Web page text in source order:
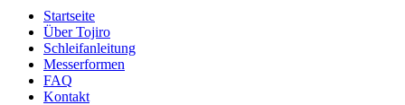
Startseite
Über Tojiro
Schleifanleitung
Messerformen
FAQ
Kontakt